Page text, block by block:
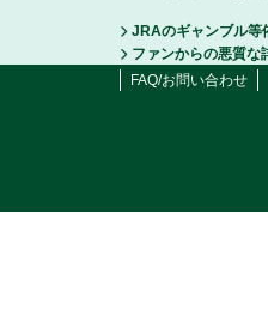
JRAのギャンブル等
ファンからの悪質な
FAQ/お問い合わせ